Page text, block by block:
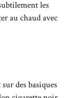
les
au chaud avec
des basiques